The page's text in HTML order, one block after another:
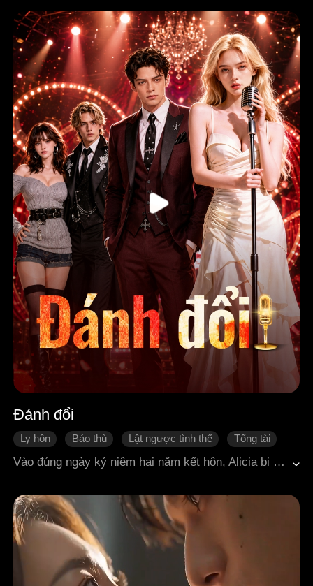
Đánh đổi
Ly hôn Báo thù Lật ngược tình thế
Tổng tài
Ngôn tình hiện đại
Vào đúng ngày kỷ niệm hai năm kết hôn, Alicia bị bỏ thuốc và tỉnh dậy trên giường của một người đàn ông xa lạ. Ngay sau đó, cô phát hiện chồng mình là Joshua đã ngoại tình với nữ ca sĩ nổi tiếng Lilliana, thậm chí cô ta còn đang mang thai. Alicia quyết định ra đi tay trắng, chấm dứt cuộc hôn nhân đầy dối trá. Còn người đàn ông xa lạ kia? Đó chính là Caden, em trai cùng cha khác mẹ của Joshua, kẻ thù không đội trời chung từ thuở nhỏ của cô, đồng thời cũng là người quyền lực nhất thành phố. Caden muốn giành quyền thừa kế gia tộc, còn Alicia chỉ có một mục tiêu: hủy diệt Joshua. Với thân phận bí mật là nhà soạn nhạc thiên tài Iris, Alicia từng bước vạch trần việc Lilliana giả hát và đánh cắp các ca khúc của người khác. Không dừng lại ở đó, cô còn phát hiện Joshua đã cướp mất chiến thắng của mình trong một cuộc thi nhiều năm trước, và chính âm mưu ấy đã dẫn đến vụ tai nạn máy bay cướp đi sinh mạng cha mẹ cô. Giờ đây, Alicia bắt đầu thu thập chứng cứ, từng bước lật đổ tất cả những kẻ đã hãm hại mình. Trong khi đó, Caden liên tục xuất hiện để cứu cô khỏi nguy hiểm. Mối quan hệ giữa họ dần thay đổi, từ thù địch sang một thứ tình cảm sâu sắc hơn. Lần này, Alicia sẽ không còn là nạn nhân. Cô sẽ phản công bằng tất cả những gì mình có.